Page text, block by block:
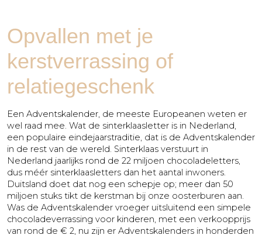
Opvallen met je
kerstverrassing of
relatiegeschenk
Een Adventskalender, de meeste Europeanen weten er
wel raad mee. Wat de sinterklaasletter is in Nederland,
een populaire eindejaarstraditie, dat is de Adventskalender
in de rest van de wereld. Sinterklaas verstuurt in
Nederland jaarlijks rond de 22 miljoen chocoladeletters,
dus méér sinterklaasletters dan het aantal inwoners.
Duitsland doet dat nog een schepje op; meer dan 50
miljoen stuks tikt de kerstman bij onze oosterburen aan.
Was de Adventskalender vroeger uitsluitend een simpele
chocoladeverrassing voor kinderen, met een verkoopprijs
van rond de € 2, nu zijn er Adventskalenders in honderden